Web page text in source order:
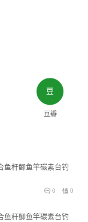
豆瓣
鱼杆鲫鱼竿碳素台钓
0
0
鱼杆鲫鱼竿碳素台钓